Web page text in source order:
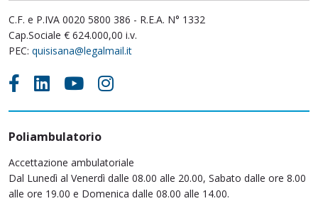
C.F. e P.IVA 0020 5800 386 - R.E.A. N° 1332
Cap.Sociale € 624.000,00 i.v.
PEC: quisisana@legalmail.it
Poliambulatorio
Accettazione ambulatoriale
Dal Lunedì al Venerdì dalle 08.00 alle 20.00, Sabato dalle ore 8.00
alle ore 19.00 e Domenica dalle 08.00 alle 14.00.